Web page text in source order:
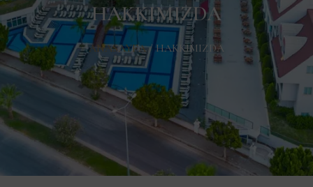
HAKKIMIZDA
ANASAYFA / HAKKIMIZDA